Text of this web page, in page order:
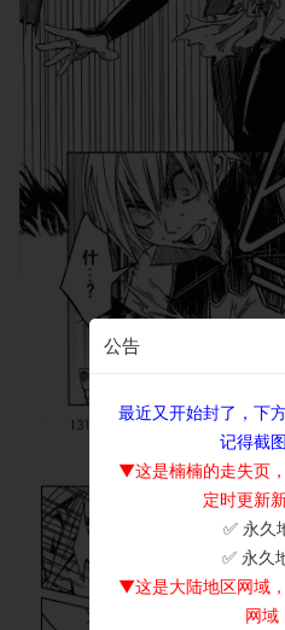
公告
最近又开始封了，下
记得截
▼这是楠楠的走失页
定时更新
✅ 永久
✅ 永久
▼这是大陆地区网域
网域